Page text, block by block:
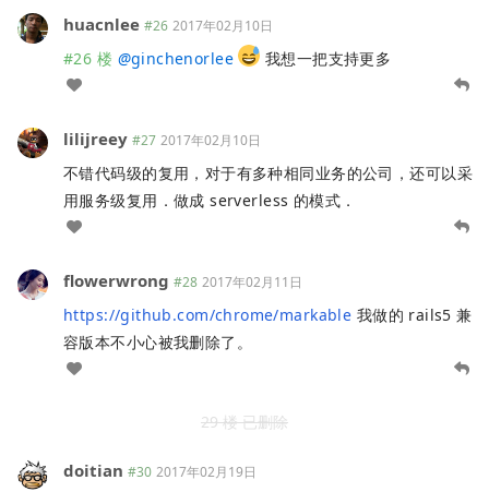
huacnlee #26 2017年02月10日
#26 楼 @ginchenorlee 我想一把支持更多
lilijreey #27 2017年02月10日
不错代码级的复用，对于有多种相同业务的公司，还可以采
用服务级复用．做成 serverless 的模式．
flowerwrong #28 2017年02月11日
https://github.com/chrome/markable 我做的 rails5 兼
容版本不小心被我删除了。
29 楼 已删除
doitian #30 2017年02月19日